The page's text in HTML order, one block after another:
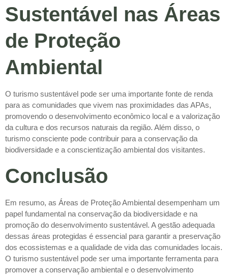
Sustentável nas Áreas
de Proteção
Ambiental
O turismo sustentável pode ser uma importante fonte de renda
para as comunidades que vivem nas proximidades das APAs,
promovendo o desenvolvimento econômico local e a valorização
da cultura e dos recursos naturais da região. Além disso, o
turismo consciente pode contribuir para a conservação da
biodiversidade e a conscientização ambiental dos visitantes.
Conclusão
Em resumo, as Áreas de Proteção Ambiental desempenham um
papel fundamental na conservação da biodiversidade e na
promoção do desenvolvimento sustentável. A gestão adequada
dessas áreas protegidas é essencial para garantir a preservação
dos ecossistemas e a qualidade de vida das comunidades locais.
O turismo sustentável pode ser uma importante ferramenta para
promover a conservação ambiental e o desenvolvimento